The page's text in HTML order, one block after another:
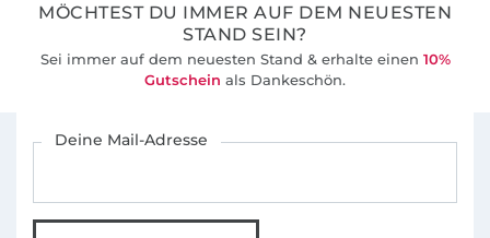
MÖCHTEST DU IMMER AUF DEM NEUESTEN
STAND SEIN?
Sei immer auf dem neuesten Stand & erhalte einen 10%
Gutschein als Dankeschön.
Deine Mail-Adresse